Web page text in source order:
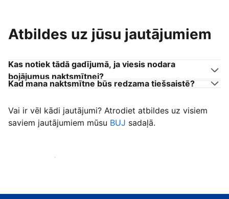
Atbildes uz jūsu jautājumiem
Kas notiek tādā gadījumā, ja viesis nodara
bojājumus naktsmītnei?
Kad mana naktsmītne būs redzama tiešsaistē?
Vai ir vēl kādi jautājumi? Atrodiet atbildes uz visiem
saviem jautājumiem mūsu BUJ sadaļā.
Sākt uzņemt viesus